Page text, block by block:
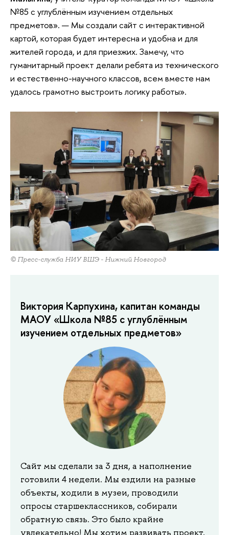
№85 с углублённым изучением отдельных
предметов». — Мы создали сайт с интерактивной
картой, которая будет интересна и удобна и для
жителей города, и для приезжих. Замечу, что
гуманитарный проект делали ребята из технического
и естественно-научного классов, всем вместе нам
удалось грамотно выстроить логику работы».
© Пресс-служба НИУ ВШЭ - Нижний Новгород
Виктория Карпухина, капитан команды
МАОУ «Школа №85 с углублённым
изучением отдельных предметов»
Сайт мы сделали за 3 дня, а наполнение
готовили 4 недели. Мы ездили на разные
объекты, ходили в музеи, проводили
опросы старшеклассников, собирали
обратную связь. Это было крайне
увлекательно! Мы хотим развивать проект,